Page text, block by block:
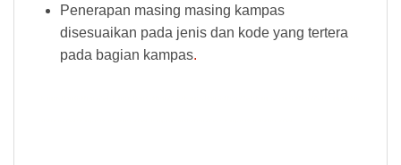
Penerapan masing masing kampas
disesuaikan pada jenis dan kode yang tertera
pada bagian kampas.